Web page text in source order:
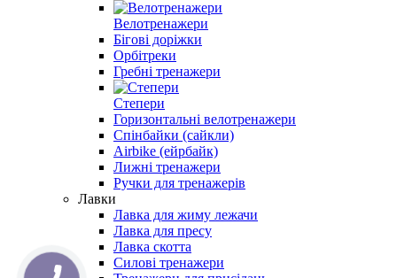
Велотренажери
Бігові доріжки
Орбітреки
Гребні тренажери
Степери
Горизонтальні велотренажери
Спінбайки (сайкли)
Airbike (ейрбайк)
Лижні тренажери
Ручки для тренажерів
Лавки
Лавка для жиму лежачи
Лавка для пресу
Лавка скотта
Силові тренажери